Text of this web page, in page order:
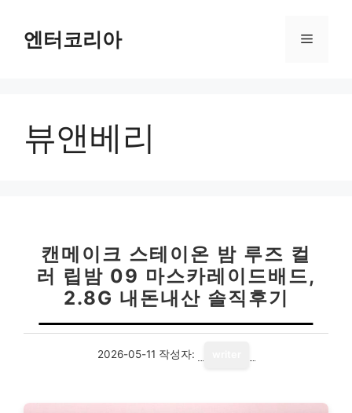
엔터코리아 메
뷰앤베리
캔메이크 스테이온 밤 루즈 컬
러 립밤 09 마스카레이드배드,
2.8G 내돈내산 솔직후기
2026-05-11 작성자: